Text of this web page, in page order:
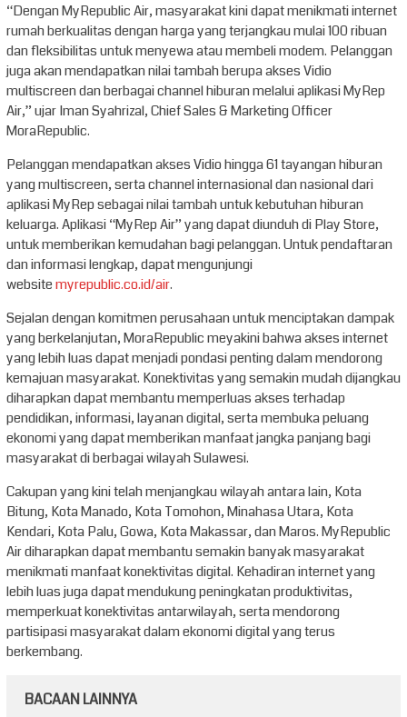
“Dengan MyRepublic Air, masyarakat kini dapat menikmati internet
rumah berkualitas dengan harga yang terjangkau mulai 100 ribuan
dan fleksibilitas untuk menyewa atau membeli modem. Pelanggan
juga akan mendapatkan nilai tambah berupa akses Vidio
multiscreen dan berbagai channel hiburan melalui aplikasi MyRep
Air,” ujar Iman Syahrizal, Chief Sales & Marketing Officer
MoraRepublic.
Pelanggan mendapatkan akses Vidio hingga 61 tayangan hiburan
yang multiscreen, serta channel internasional dan nasional dari
aplikasi MyRep sebagai nilai tambah untuk kebutuhan hiburan
keluarga. Aplikasi “MyRep Air” yang dapat diunduh di Play Store,
untuk memberikan kemudahan bagi pelanggan. Untuk pendaftaran
dan informasi lengkap, dapat mengunjungi
websitemyrepublic.co.id/air.
Sejalan dengan komitmen perusahaan untuk menciptakan dampak
yang berkelanjutan, MoraRepublic meyakini bahwa akses internet
yang lebih luas dapat menjadi pondasi penting dalam mendorong
kemajuan masyarakat. Konektivitas yang semakin mudah dijangkau
diharapkan dapat membantu memperluas akses terhadap
pendidikan, informasi, layanan digital, serta membuka peluang
ekonomi yang dapat memberikan manfaat jangka panjang bagi
masyarakat di berbagai wilayah Sulawesi.
Cakupan yang kini telah menjangkau wilayah antara lain, Kota
Bitung, Kota Manado, Kota Tomohon, Minahasa Utara, Kota
Kendari, Kota Palu, Gowa, Kota Makassar, dan Maros. MyRepublic
Air diharapkan dapat membantu semakin banyak masyarakat
menikmati manfaat konektivitas digital. Kehadiran internet yang
lebih luas juga dapat mendukung peningkatan produktivitas,
memperkuat konektivitas antarwilayah, serta mendorong
partisipasi masyarakat dalam ekonomi digital yang terus
berkembang.
BACAAN LAINNYA